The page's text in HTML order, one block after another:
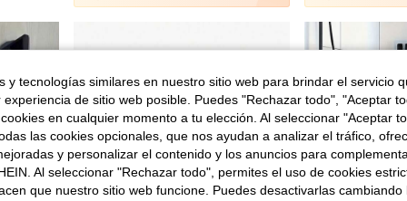
y tecnologías similares en nuestro sitio web para brindar el servicio
de sitio web posible. Puedes "Rechazar todo", "Aceptar
en cualquier momento a tu elección. Al seleccionar "Aceptar
las cookies opcionales, que nos ayudan a analizar el tráfico,
y personalizar el contenido y los anuncios para
Al seleccionar "Rechazar todo", permites el uso de cookies
que nuestro sitio web funcione. Puedes desactivarlas cambiando